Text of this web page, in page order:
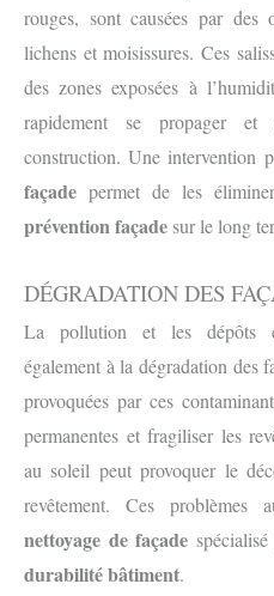
rouges, sont causées par des
lichens et moisissures. Ces
des zones exposées à
rapidement se propager et
construction. Une intervention
façade permet de les
prévention façade sur le long
DÉGRADATION DES
La pollution et les dépôts
également à la dégradation des
provoquées par ces
permanentes et fragiliser les
au soleil peut provoquer le
revêtement. Ces problèmes
nettoyage de façade
durabilité bâtiment.